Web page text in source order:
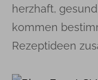
herzhaft,
kommen
Rezeptideen